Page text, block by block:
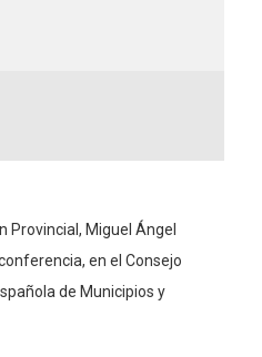
Provincial, Miguel Ángel
en el Consejo
de Municipios y